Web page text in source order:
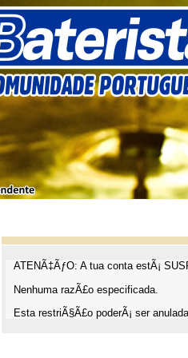
ATENÃ‡ÃƒO: A tua conta estÃ¡
Nenhuma razÃ£o especificada.
Esta restriÃ§Ã£o poderÃ¡ ser